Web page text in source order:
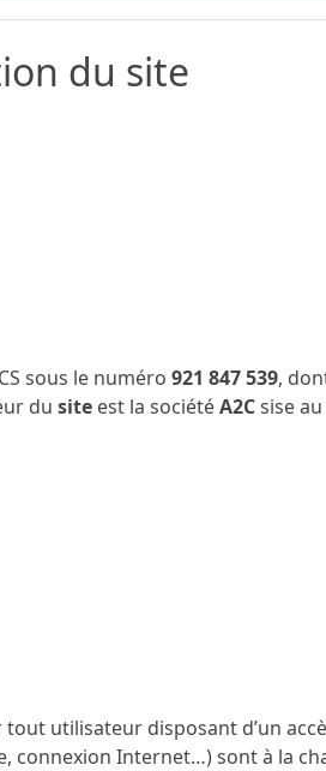
du site
sous le numéro921 847 539,
dusite est la sociétéA2Csise
utilisateur disposant d’un
Internet…) sont à la